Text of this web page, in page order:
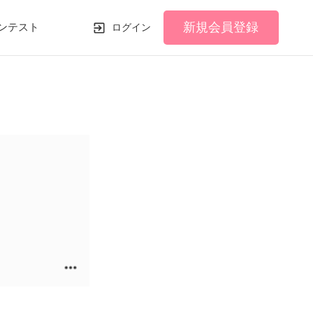
テスト ログイン 新規会員登録